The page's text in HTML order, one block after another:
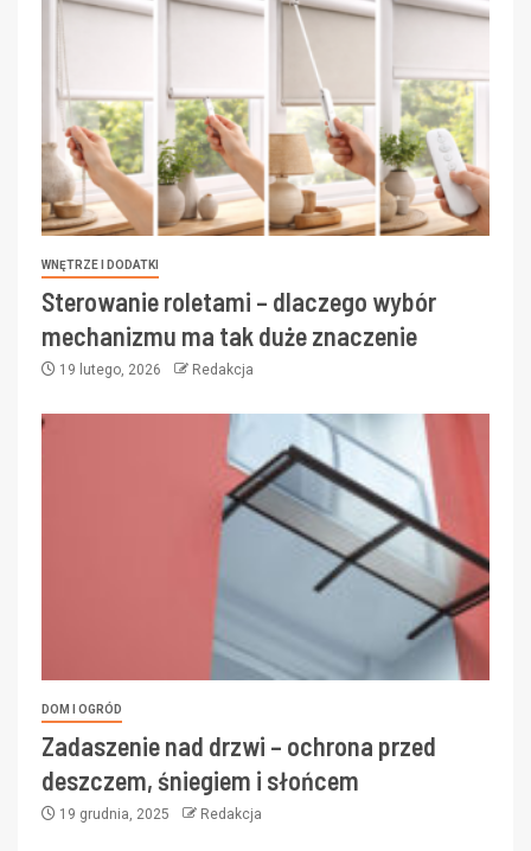
WNĘTRZE I DODATKI
Sterowanie roletami – dlaczego wybór
mechanizmu ma tak duże znaczenie
19 lutego, 2026 Redakcja
DOM I OGRÓD
Zadaszenie nad drzwi – ochrona przed
deszczem, śniegiem i słońcem
19 grudnia, 2025 Redakcja